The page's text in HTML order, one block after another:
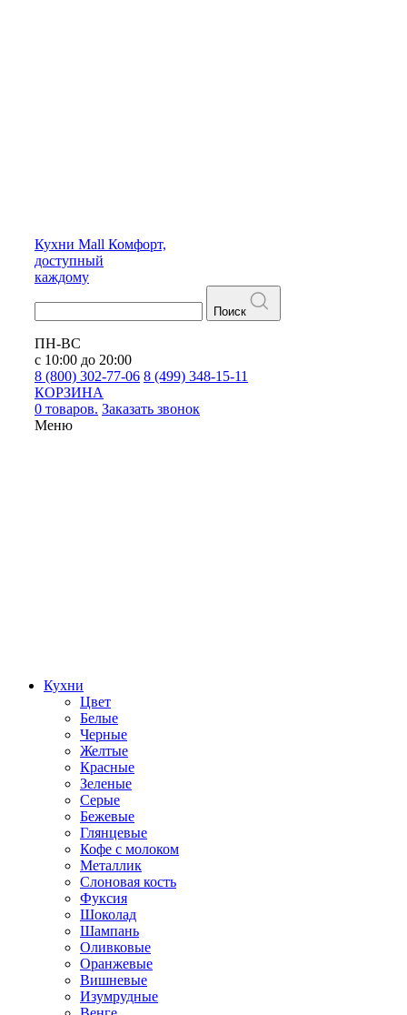
Кухни Mall Комфорт,
доступный
каждому
Поиск
ПН-ВС
с 10:00 до 20:00
8 (800) 302-77-06 8 (499) 348-15-11
КОРЗИНА
0 товаров. Заказать звонок
Меню
Кухни
Цвет
Белые
Черные
Желтые
Красные
Зеленые
Серые
Бежевые
Глянцевые
Кофе с молоком
Металлик
Слоновая кость
Фуксия
Шоколад
Шампань
Оливковые
Оранжевые
Вишневые
Изумрудные